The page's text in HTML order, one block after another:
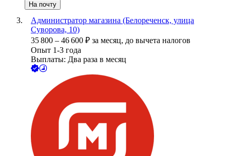
На почту
Администратор магазина (Белореченск, улица
Суворова, 10)
35 800 – 46 600 ₽ за месяц, до вычета налогов
Опыт 1-3 года
Выплаты: Два раза в месяц